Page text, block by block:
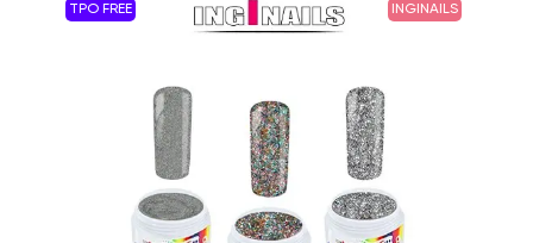
TPO FREE INGINAILS